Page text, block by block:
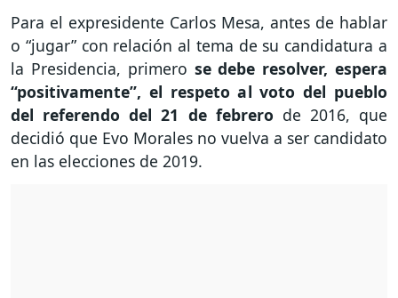
Para el expresidente Carlos Mesa, antes de hablar
o “jugar” con relación al tema de su candidatura a
la Presidencia, primero se debe resolver, espera
“positivamente”, el respeto al voto del pueblo
del referendo del 21 de febrero de 2016, que
decidió que Evo Morales no vuelva a ser candidato
en las elecciones de 2019.